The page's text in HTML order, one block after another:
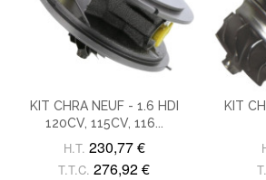
KIT CHRA NEUF - 1.6 HDI
120CV, 115CV, 116...
H.T. 230,77 €
T.T.C. 276,92 €
KIT